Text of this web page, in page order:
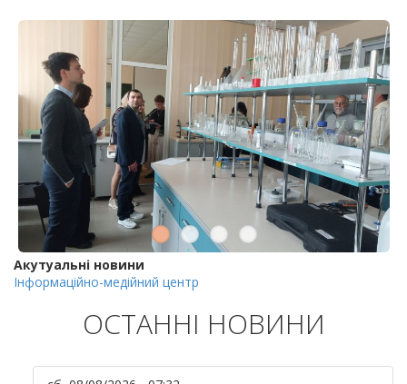
Акутуальні новини
Інформаційно-медійний центр
ОСТАННІ НОВИНИ